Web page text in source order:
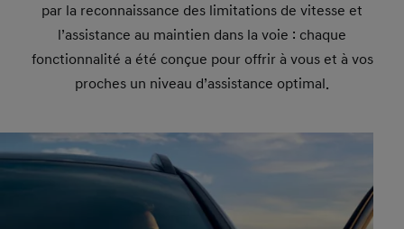
par la reconnaissance des limitations de vitesse et
l’assistance au maintien dans la voie : chaque
fonctionnalité a été conçue pour offrir à vous et à vos
proches un niveau d’assistance optimal.